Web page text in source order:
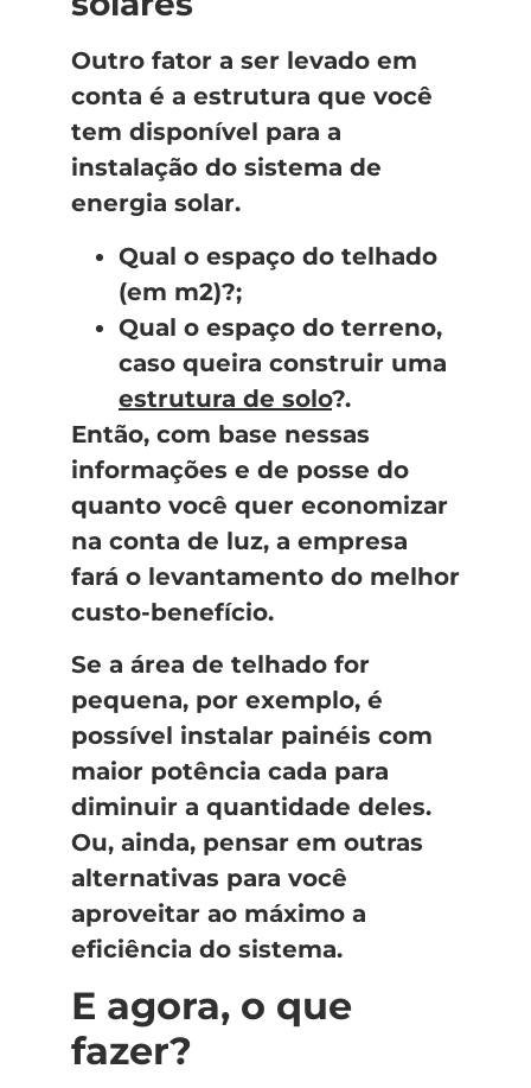
Outro fator a ser levado em
conta é a estrutura que você
tem disponível para a
instalação do sistema de
energia solar.
Qual o espaço do telhado
(em m2)?;
Qual o espaço do terreno,
caso queira construir uma
estrutura de solo?.
Então, com base nessas
informações e de posse do
quanto você quer economizar
na conta de luz, a empresa
fará o levantamento do melhor
custo-benefício.
Se a área de telhado for
pequena, por exemplo, é
possível instalar painéis com
maior potência cada para
diminuir a quantidade deles.
Ou, ainda, pensar em outras
alternativas para você
aproveitar ao máximo a
eficiência do sistema.
E agora, o que
fazer?